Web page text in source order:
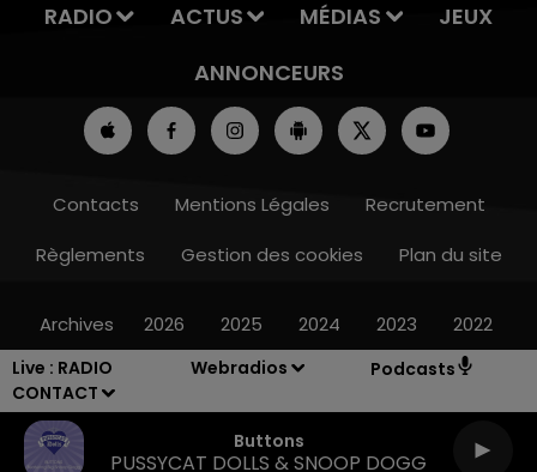
Live : RADIO
CONTACT
Webradios Podcasts
Buttons
PUSSYCAT DOLLS & SNOOP DOGG
RADIO ACTUS MÉDIAS
JEUX
ANNONCEURS
Contacts Mentions Légales
Recrutement
Règlements
Gestion des cookies Plan du site
Archives 2026 2025 2024 2023 2022